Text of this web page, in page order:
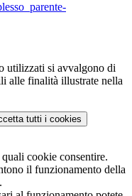
utilizzati si avvalgono di
alle finalità illustrate nella
tutti i cookies
cookie consentire.
il funzionamento della